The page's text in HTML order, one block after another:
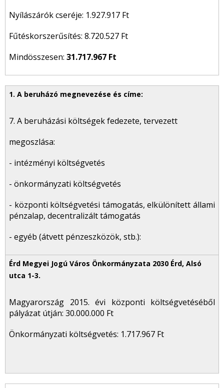
Nyílászárók cseréje: 1.927.917 Ft
Fűtéskorszerűsítés: 8.720.527 Ft
Mindösszesen: 31.717.967 Ft
7. A beruházási költségek fedezete, tervezett
megoszlása:
- intézményi költségvetés
- önkormányzati költségvetés
- központi költségvetési támogatás, elkülönített állami
pénzalap, decentralizált támogatás
- egyéb (átvett pénzeszközök, stb.):
Magyarország 2015. évi központi költségvetéséből
pályázat útján: 30.000.000 Ft
Önkormányzati költségvetés: 1.717.967 Ft